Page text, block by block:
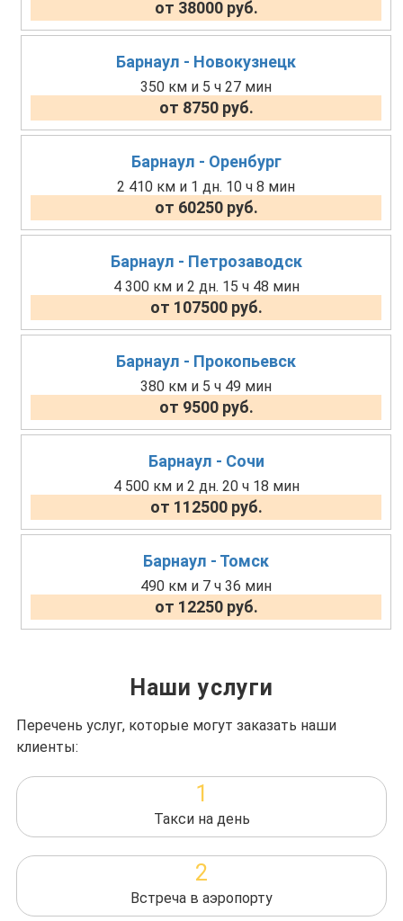
от 38000 руб.
Барнаул - Новокузнецк
350 км и 5 ч 27 мин
от 8750 руб.
Барнаул - Оренбург
2 410 км и 1 дн. 10 ч 8 мин
от 60250 руб.
Барнаул - Петрозаводск
4 300 км и 2 дн. 15 ч 48 мин
от 107500 руб.
Барнаул - Прокопьевск
380 км и 5 ч 49 мин
от 9500 руб.
Барнаул - Сочи
4 500 км и 2 дн. 20 ч 18 мин
от 112500 руб.
Барнаул - Томск
490 км и 7 ч 36 мин
от 12250 руб.
Наши услуги
Перечень услуг, которые могут заказать наши
клиенты:
1
Такси на день
2
Встреча в аэропорту